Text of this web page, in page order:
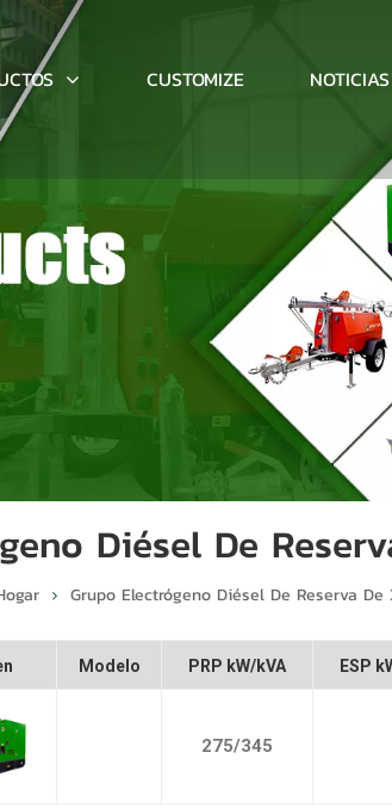
CUSTOMIZE NOTICIAS
Diésel De
Grupo Electrógeno Diésel De Reserva De
Modelo PRP kW/kVA ESP
275/345